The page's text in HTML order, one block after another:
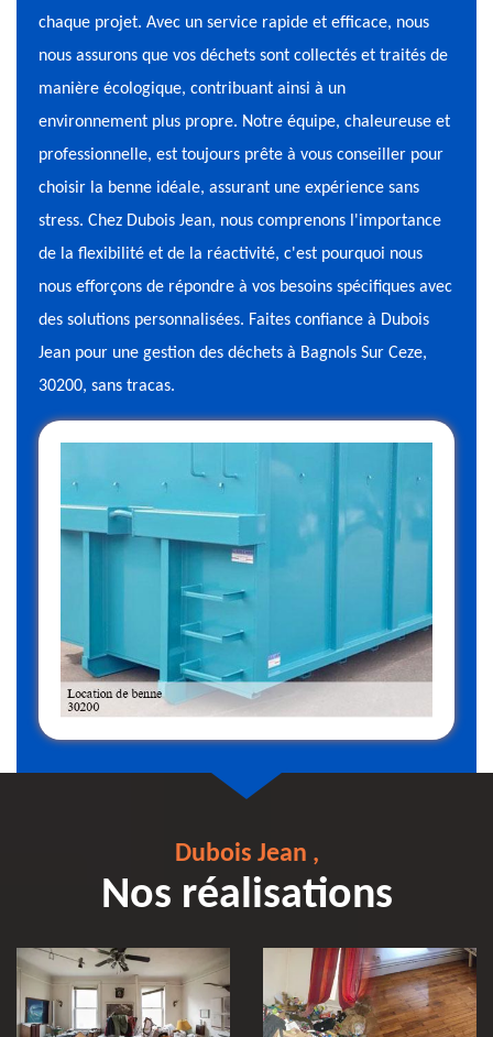
chaque projet. Avec un service rapide et efficace, nous
nous assurons que vos déchets sont collectés et traités de
manière écologique, contribuant ainsi à un
environnement plus propre. Notre équipe, chaleureuse et
professionnelle, est toujours prête à vous conseiller pour
choisir la benne idéale, assurant une expérience sans
stress. Chez Dubois Jean, nous comprenons l'importance
de la flexibilité et de la réactivité, c'est pourquoi nous
nous efforçons de répondre à vos besoins spécifiques avec
des solutions personnalisées. Faites confiance à Dubois
Jean pour une gestion des déchets à Bagnols Sur Ceze,
30200, sans tracas.
Dubois Jean ,
Nos réalisations
Entreprise de
Débarras et
nettoyage après